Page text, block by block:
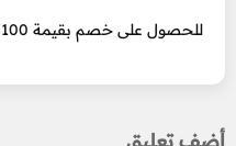
للحصول على خصم بقيمة 100$ من ثمنها.